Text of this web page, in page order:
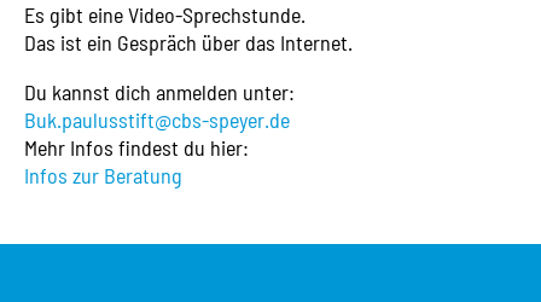
Es gibt eine Video-Sprechstunde.
Das ist ein Gespräch über das Internet.
Du kannst dich anmelden unter:
Buk.paulusstift@cbs-speyer.de
Mehr Infos findest du hier:
Infos zur Beratung